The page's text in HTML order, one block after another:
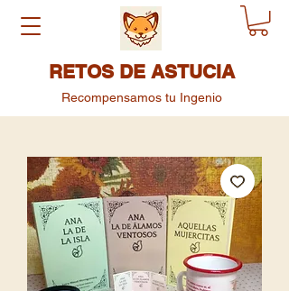
RETOS DE ASTUCIA
Recompensamos tu Ingenio